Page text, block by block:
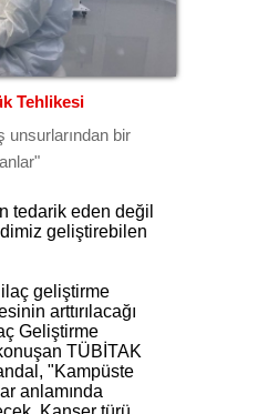
Tehlikesi
bir
tedarik eden değil
geliştirebilen
geliştirme
arttırılacağı
Geliştirme
TÜBİTAK
"Kampüste
anlamında